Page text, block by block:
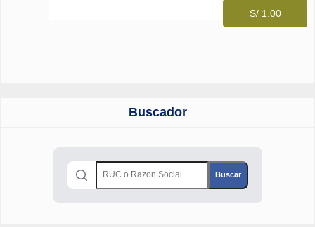
S/ 1.00
Buscador